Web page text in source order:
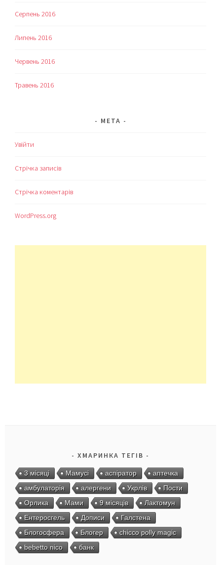
Серпень 2016
Липень 2016
Червень 2016
Травень 2016
МЕТА
Увійти
Стрічка записів
Стрічка коментарів
WordPress.org
ХМАРИНКА ТЕГІВ
3 місяці Мамусі аспіратор
аптечка
амбулаторія
алергени Укрлів
Пости
Орлика
Мами 9 місяців
Лактомун
Ентеросгель
Дописи
Галстена
Блогосфера
Блогер
chicco polly magic
bebetto nico
банк